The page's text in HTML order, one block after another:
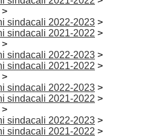
>
sindacali 2022-2023 >
sindacali 2021-2022 >
>
sindacali 2022-2023 >
sindacali 2021-2022 >
>
sindacali 2022-2023 >
sindacali 2021-2022 >
>
sindacali 2022-2023 >
sindacali 2021-2022 >